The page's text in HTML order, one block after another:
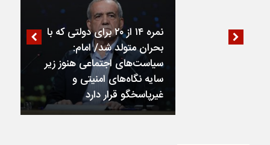
نمره ۱۴ از ۲۰ برای دولتی که با
بحران متولد شد/ امام:
سیاست‌های اجتماعی هنوز زیر
سایه نگاه‌های امنیتی و
غیرپاسخگو قرار دارد